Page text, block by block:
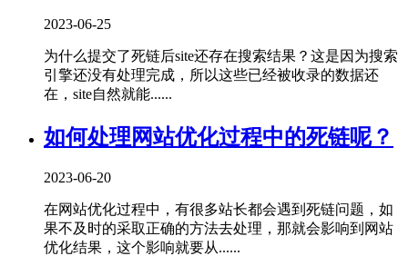
2023-06-25
为什么提交了死链后site还存在搜索结果？这是因为搜索
引擎还没有处理完成，所以这些已经被收录的数据还
在，site自然就能......
如何处理网站优化过程中的死链呢？
2023-06-20
在网站优化过程中，有很多站长都会遇到死链问题，如
果不及时的采取正确的方法去处理，那就会影响到网站
优化结果，这个影响就要从......